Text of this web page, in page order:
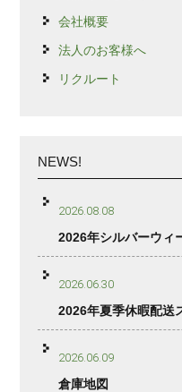
会社概要
法人のお客様へ
リクルート
NEWS!
2026.08.08
2026年シルバーウィ
2026.06.30
2026年夏季休暇配送
2026.06.09
倉庫地図